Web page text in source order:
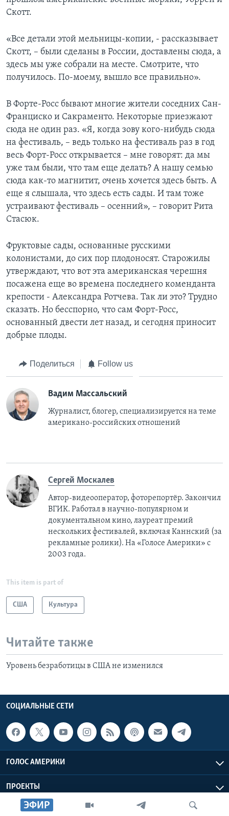
ЭФИР
Скотт.
«Все детали этой мельницы-копии, - рассказывает
Скотт, – были сделаны в России, доставлены сюда, а
здесь мы уже собрали на месте. Смотрите, что
получилось. По-моему, вышло все правильно».
В Форте-Росс бывают многие жители соседних Сан-
Франциско и Сакраменто. Некоторые приезжают
сюда не один раз. «Я, когда зову кого-нибудь сюда
на фестиваль, – ведь только на фестиваль раз в год
весь Форт-Росс открывается – мне говорят: да мы
уже там были, что там еще делать? А нашу семью
сюда как-то магнитит, очень хочется здесь быть. А
еще я слышала, что здесь есть сады. И там тоже
устраивают фестиваль – осенний», – говорит Рита
Стасюк.
Фруктовые сады, основанные русскими
колонистами, до сих пор плодоносят. Старожилы
утверждают, что вот эта американская черешня
посажена еще во времена последнего коменданта
крепости - Александра Ротчева. Так ли это? Трудно
сказать. Но бесспорно, что сам Форт-Росс,
основанный двести лет назад, и сегодня приносит
добрые плоды.
Поделиться Follow us
Вадим Массальский
Журналист, блогер, специализируется на теме
американо-российских отношений
Сергей Москалев
Автор-видеооператор, фоторепортёр. Закончил
ВГИК. Работал в научно-популярном и
документальном кино, лауреат премий
нескольких фестивалей, включая Каннский (за
рекламные ролики). На «Голосе Америки» с
2003 года.
This item is part of
США Культура
Читайте также
Уровень безработицы в США не изменился
СОЦИАЛЬНЫЕ СЕТИ
ГОЛОС АМЕРИКИ
ПРОЕКТЫ